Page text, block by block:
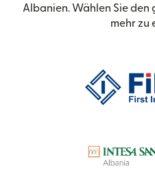
Albanien. Wählen Sie
mehr zu